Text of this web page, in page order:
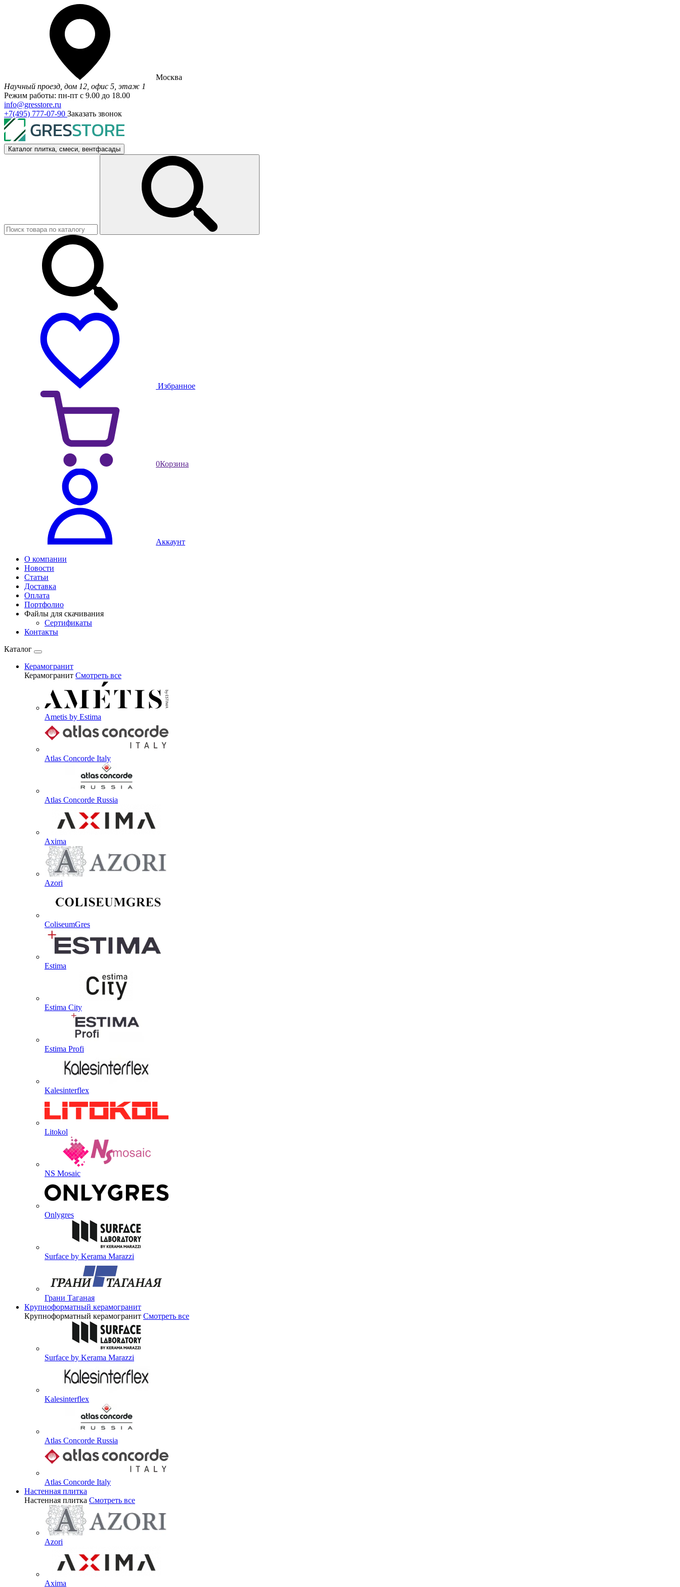
Москва
Научный проезд, дом 12, офис 5, этаж 1
Режим работы: пн-пт с 9.00 до 18.00
info@gresstore.ru
+7(495) 777-07-90 Заказать звонок
Каталог плитка, смеси, вентфасады
Избранное
0Корзина
Аккаунт
О компании
Новости
Статьи
Доставка
Оплата
Портфолио
Файлы для скачивания
Сертификаты
Контакты
Каталог
Керамогранит
Керамогранит Смотреть все
Ametis by Estima
Atlas Concorde Italy
Atlas Concorde Russia
Axima
Azori
ColiseumGres
Estima
Estima City
Estima Profi
Kalesinterflex
Litokol
NS Mosaic
Onlygres
Surface by Kerama Marazzi
Грани Таганая
Крупноформатный керамогранит
Крупноформатный керамогранит Смотреть все
Surface by Kerama Marazzi
Kalesinterflex
Atlas Concorde Russia
Atlas Concorde Italy
Настенная плитка
Настенная плитка Смотреть все
Azori
Axima